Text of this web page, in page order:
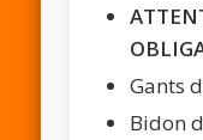
Gants
Bidon